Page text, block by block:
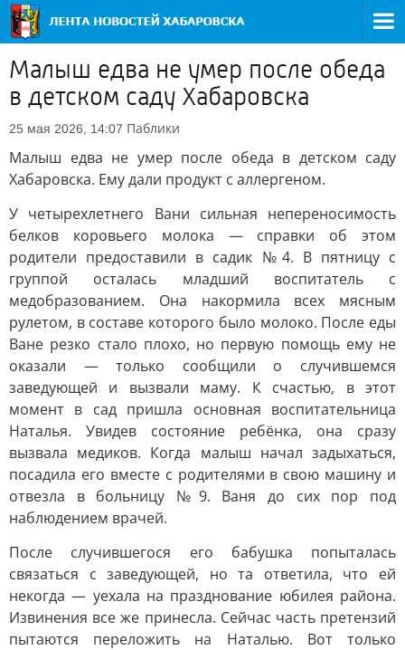
Малыш едва не умер после обеда
в детском саду Хабаровска
25 мая 2026, 14:07 Паблики
Малыш едва не умер после обеда в детском саду
Хабаровска. Ему дали продукт с аллергеном.
У четырехлетнего Вани сильная непереносимость
белков коровьего молока — справки об этом
родители предоставили в садик №4. В пятницу с
группой осталась младший воспитатель с
медобразованием. Она накормила всех мясным
рулетом, в составе которого было молоко. После еды
Ване резко стало плохо, но первую помощь ему не
оказали — только сообщили о случившемся
заведующей и вызвали маму. К счастью, в этот
момент в сад пришла основная воспитательница
Наталья. Увидев состояние ребёнка, она сразу
вызвала медиков. Когда малыш начал задыхаться,
посадила его вместе с родителями в свою машину и
отвезла в больницу №9. Ваня до сих пор под
наблюдением врачей.
После случившегося его бабушка попыталась
связаться с заведующей, но та ответила, что ей
некогда — уехала на празднование юбилея района.
Извинения все же принесла. Сейчас часть претензий
пытаются переложить на Наталью. Вот только